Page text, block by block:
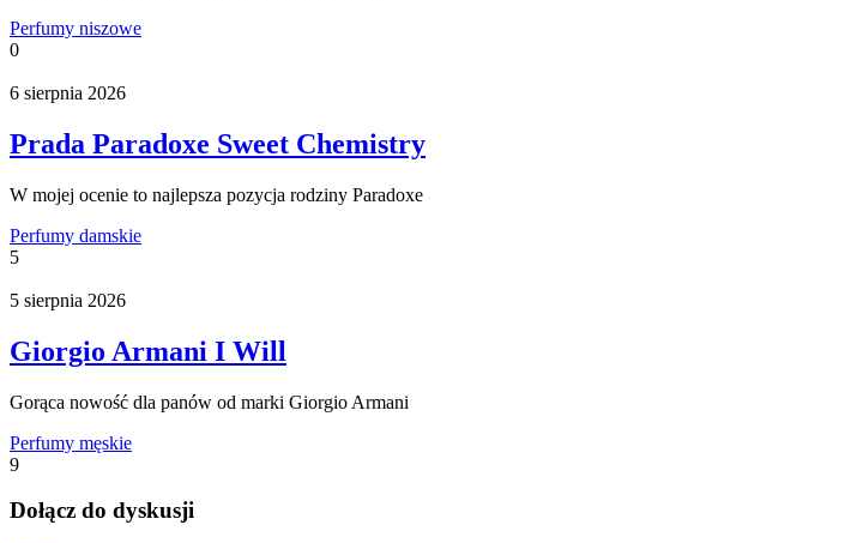
Perfumy niszowe
0
6 sierpnia 2026
Prada Paradoxe Sweet Chemistry
W mojej ocenie to najlepsza pozycja rodziny Paradoxe
Perfumy damskie
5
5 sierpnia 2026
Giorgio Armani I Will
Gorąca nowość dla panów od marki Giorgio Armani
Perfumy męskie
9
Dołącz do dyskusji